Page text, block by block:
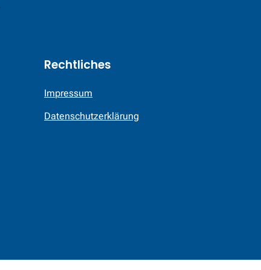
Rechtliches
Impressum
Datenschutzerklärung